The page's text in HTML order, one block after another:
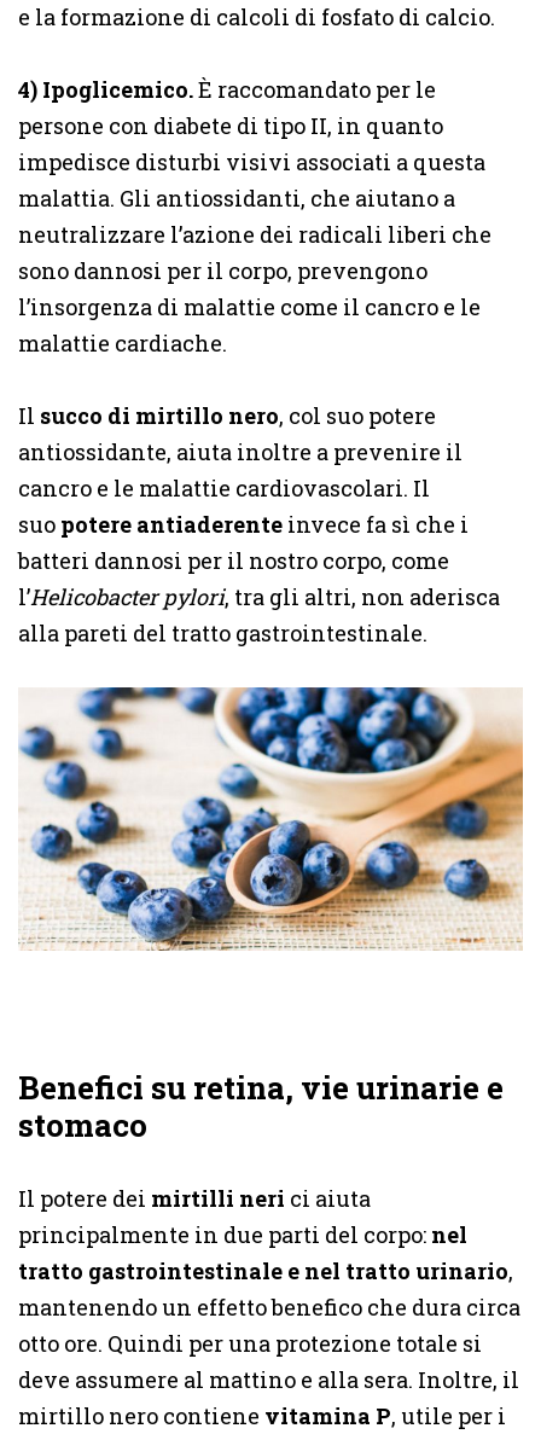
e la formazione di calcoli di fosfato di calcio.
4) Ipoglicemico.È raccomandato per le
persone con diabete di tipo II, in quanto
impedisce disturbi visivi associati a questa
malattia. Gli antiossidanti, che aiutano a
neutralizzare l’azione dei radicali liberi che
sono dannosi per il corpo, prevengono
l’insorgenza di malattie come il cancro e le
malattie cardiache.
Il succo di mirtillo nero, col suo potere
antiossidante, aiuta inoltre a prevenire il
cancro e le malattie cardiovascolari. Il
suo potere antiaderente invece fa sì che i
batteri dannosi per il nostro corpo, come
l’Helicobacter pylori, tra gli altri, non aderisca
alla pareti del tratto gastrointestinale.
Benefici su retina, vie urinarie e
stomaco
Il potere dei mirtilli neri ci aiuta
principalmente in due parti del corpo: nel
tratto gastrointestinale e nel tratto urinario,
mantenendo un effetto benefico che dura circa
otto ore. Quindi per una protezione totale si
deve assumere al mattino e alla sera. Inoltre, il
mirtillo nero contiene vitamina P, utile per i